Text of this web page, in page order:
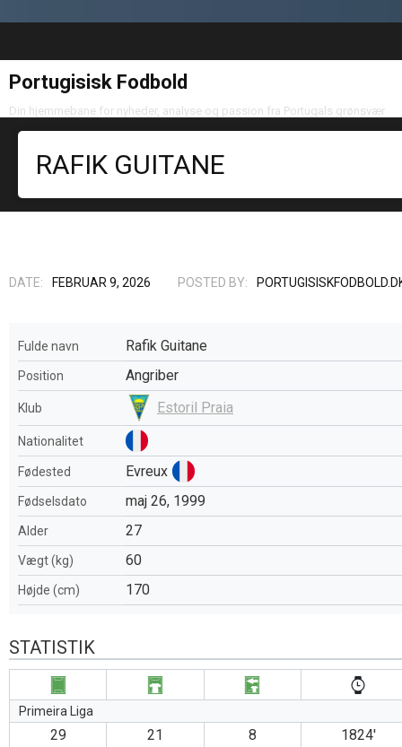
Portugisisk Fodbold
Din hjemmebane for nyheder, analyse og passion fra Portugals grønsvær
RAFIK GUITANE
DATE: FEBRUAR 9, 2026 POSTED BY:
Fulde navn Rafik Guitane
Position Angriber
Klub Estoril Praia
Nationalitet
Fødested Evreux
Fødselsdato maj 26, 1999
Alder 27
Vægt (kg) 60
Højde (cm) 170
STATISTIK
Primeira Liga
29 21 8 1824′